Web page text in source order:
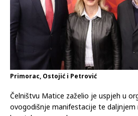
Primorac, Ostojić i Petrović
Čelništvu Matice zaželio je uspjeh u
ovogodišnje manifestacije te daljnjem